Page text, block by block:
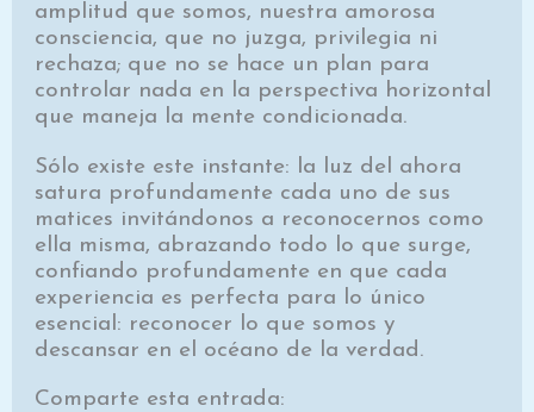
amplitud que somos, nuestra amorosa
consciencia, que no juzga, privilegia ni
rechaza; que no se hace un plan para
controlar nada en la perspectiva horizontal
que maneja la mente condicionada.
Sólo existe este instante: la luz del ahora
satura profundamente cada uno de sus
matices invitándonos a reconocernos como
ella misma, abrazando todo lo que surge,
confiando profundamente en que cada
experiencia es perfecta para lo único
esencial: reconocer lo que somos y
descansar en el océano de la verdad.
Comparte esta entrada: